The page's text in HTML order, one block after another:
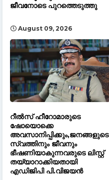
ജീവനോടെ പുറത്തെടുത്തു
August 09, 2026
റീൽസ് ഹീറോമാരുടെ
ഷോയൊക്കെ
അവസാനിപ്പിക്കും,ജനങ്ങളുടെ
സ്വത്തിനും ജീവനും
ഭീഷണിയാകുന്നവരുടെ ലിസ്റ്റ്
തയ്യാറാക്കിയതായി
എഡിജിപി പി.വിജയൻ